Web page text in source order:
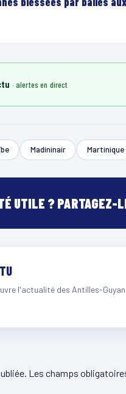
Madininair Martinique
UTILE ? PARTAGEZ-
l'actualité des Antilles-
Les champs